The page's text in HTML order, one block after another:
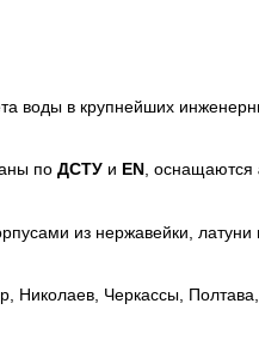
воды в крупнейших
по ДСТУ и EN, оснащаются
из нержавейки,
Николаев, Черкассы,